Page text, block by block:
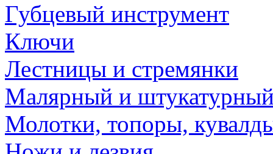
Губцевый инструмент
Ключи
Лестницы и стремянки
Малярный и
Молотки, топоры,